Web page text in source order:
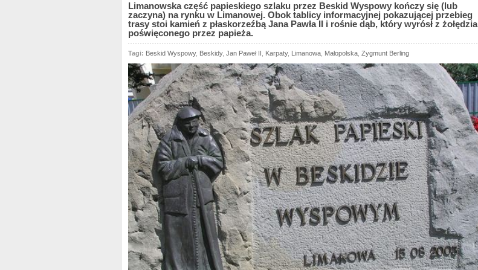
Limanowska część papieskiego szlaku przez Beskid Wyspowy kończy się (lub
zaczyna) na rynku w Limanowej. Obok tablicy informacyjnej pokazującej przebieg
trasy stoi kamień z płaskorzeźbą Jana Pawła II i rośnie dąb, który wyrósł z żołędzia
poświęconego przez papieża.
Tagi: Beskid Wyspowy, Beskidy, Jan Paweł II Karpaty, Limanowa Małopolska Zygmunt Berling